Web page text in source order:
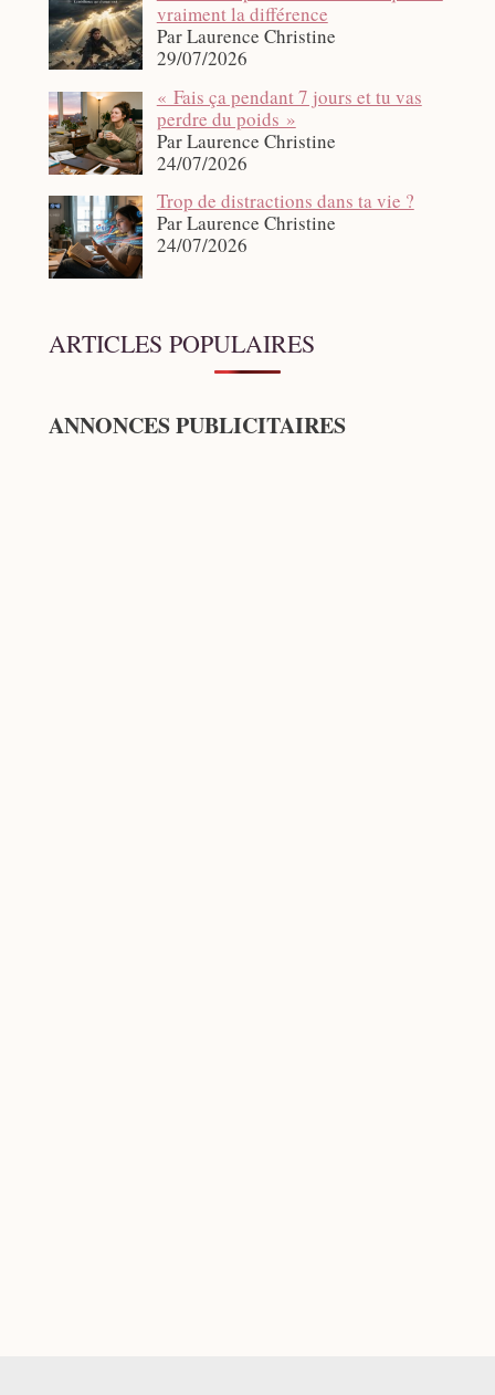
vraiment la différence
Par Laurence Christine
29/07/2026
« Fais ça pendant 7 jours et tu vas
perdre du poids »
Par Laurence Christine
24/07/2026
Trop de distractions dans ta vie ?
Par Laurence Christine
24/07/2026
ARTICLES POPULAIRES
ANNONCES PUBLICITAIRES